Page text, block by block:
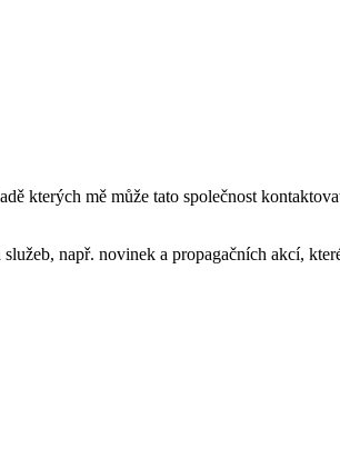
kterých mě může tato společnost
např. novinek a propagačních akcí,